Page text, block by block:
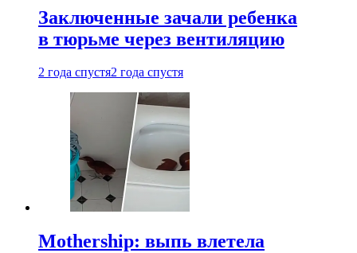
Заключенные зачали ребенка
в тюрьме через вентиляцию
2 года спустя2 года спустя
Mothership: выпь влетела